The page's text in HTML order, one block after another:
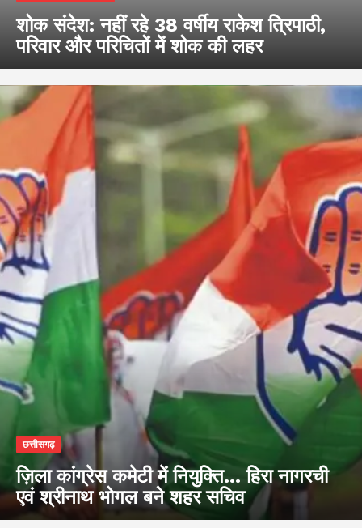
शोक संदेश: नहीं रहे 38 वर्षीय राकेश त्रिपाठी,
परिवार और परिचितों में शोक की लहर
छत्तीसगढ़
ज़िला कांग्रेस कमेटी में नियुक्ति… हिरा नागरची
एवं श्रीनाथ भोगल बने शहर सचिव